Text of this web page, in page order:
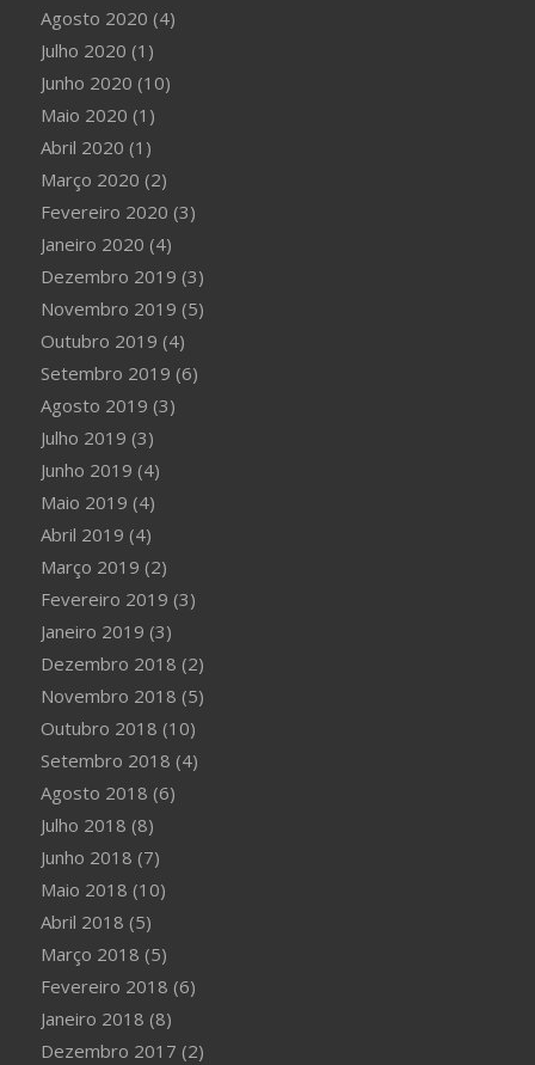
Agosto 2020 (4)
Julho 2020 (1)
Junho 2020 (10)
Maio 2020 (1)
Abril 2020 (1)
Março 2020 (2)
Fevereiro 2020 (3)
Janeiro 2020 (4)
Dezembro 2019 (3)
Novembro 2019 (5)
Outubro 2019 (4)
Setembro 2019 (6)
Agosto 2019 (3)
Julho 2019 (3)
Junho 2019 (4)
Maio 2019 (4)
Abril 2019 (4)
Março 2019 (2)
Fevereiro 2019 (3)
Janeiro 2019 (3)
Dezembro 2018 (2)
Novembro 2018 (5)
Outubro 2018 (10)
Setembro 2018 (4)
Agosto 2018 (6)
Julho 2018 (8)
Junho 2018 (7)
Maio 2018 (10)
Abril 2018 (5)
Março 2018 (5)
Fevereiro 2018 (6)
Janeiro 2018 (8)
Dezembro 2017 (2)